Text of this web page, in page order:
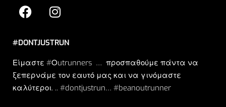
#DONTJUSTRUN
Είμαστε #Οutrunners … προσπαθούμε πάντα να
ξεπερνάμε τον εαυτό μας και να γινόμαστε
καλύτεροι. .. #dontjustrun… #beanoutrunner